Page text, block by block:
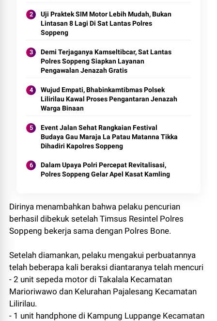
Uji Praktek SIM Motor Lebih Mudah, Bukan
Lintasan 8 Lagi Di Sat Lantas Polres
Soppeng
Demi Terjaganya Kamseltibcar, Sat Lantas
Polres Soppeng Siapkan Layanan
Pengawalan Jenazah Gratis
Wujud Empati, Bhabinkamtibmas Polsek
Lilirilau Kawal Proses Pengantaran Jenazah
Warga Binaan
Event Jalan Sehat Rangkaian Festival
Budaya Gau Maraja La Patau Matanna Tikka
Dihadiri Kapolres Soppeng
Dalam Upaya Polri Percepat Revitalisasi,
Polres Soppeng Gelar Apel Kasat Kamling
Dirinya menambahkan bahwa pelaku pencurian
berhasil dibekuk setelah Timsus Resintel Polres
Soppeng bekerja sama dengan Polres Bone.
Setelah diamankan, pelaku mengakui perbuatannya
telah beberapa kali beraksi diantaranya telah mencuri
- 2 unit sepeda motor di Takalala Kecamatan
Marioriwawo dan Kelurahan Pajalesang Kecamatan
Lilirilau.
- 1 unit handphone di Kampung Luppange Kecamatan